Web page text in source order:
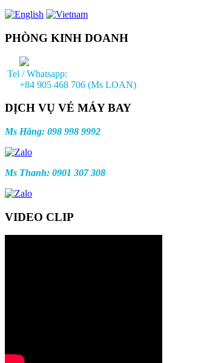
PHÒNG KINH DOANH
Tel / Whatsapp:
+84 905 468 706 (Ms LOAN)
DỊCH VỤ VÉ MÁY BAY
Ms Hằng: 098 998 9992
Ms Thanh: 0901 307 308
VIDEO CLIP